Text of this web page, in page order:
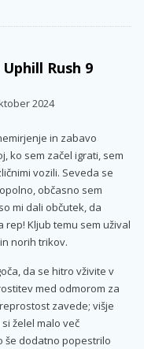
Rush 9
2024
in zabavo
ko sem začel igrati, sem
vozili. Seveda se
občasno sem
mi dali občutek, da
Kljub temu sem užival
norih trikov.
da se hitro vživite v
med odmorom za
zavede; višje
želel malo več
še dodatno popestrilo